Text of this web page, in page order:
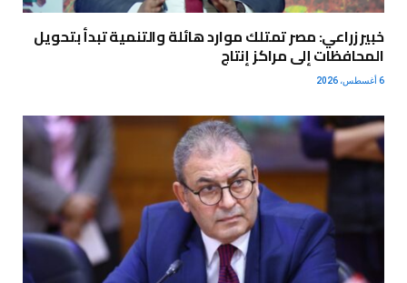
خبير زراعي: مصر تمتلك موارد هائلة والتنمية تبدأ بتحويل
المحافظات إلى مراكز إنتاج
6 أغسطس، 2026